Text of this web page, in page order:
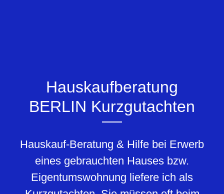
Hauskaufberatung
BERLIN Kurzgutachten
Hauskauf-Beratung & Hilfe bei Erwerb
eines gebrauchten Hauses bzw.
Eigentumswohnung liefere ich als